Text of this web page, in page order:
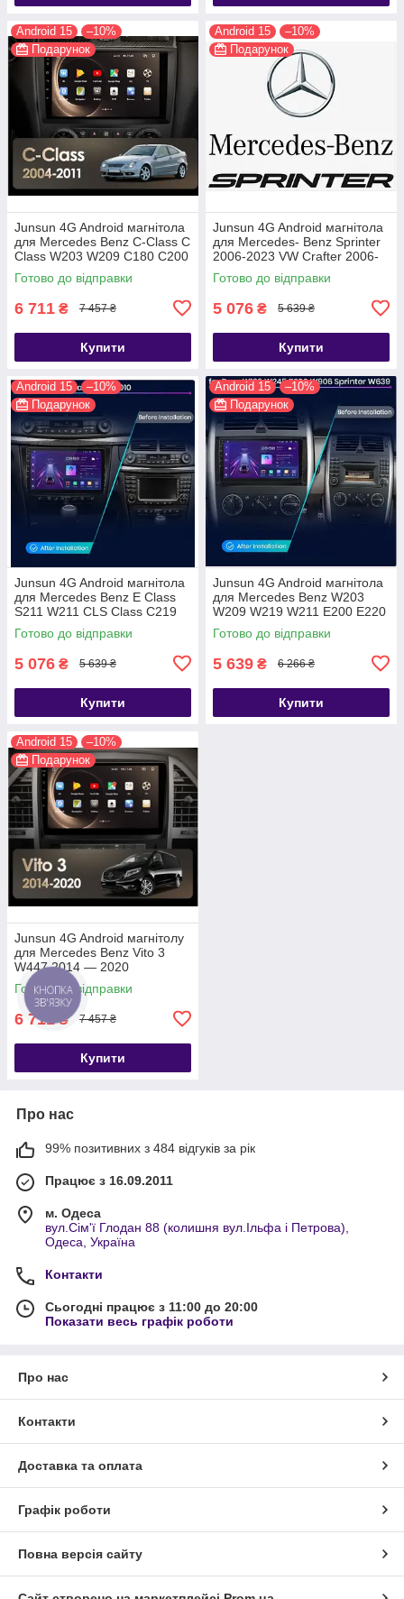
Android 15
–10%
Подарунок
Junsun 4G Android магнітола
для Mercedes Benz C-Class C
Class W203 W209 C180 C200
CL203 C209 A209 2004 - 2011
Готово до відправки
6 711 ₴ 7 457 ₴
Купити
Android 15
–10%
Подарунок
Junsun 4G Android магнітола
для Mercedes- Benz Sprinter
2006-2023 VW Crafter 2006-
2016
Готово до відправки
5 076 ₴ 5 639 ₴
Купити
Android 15
–10%
Подарунок
Junsun 4G Android магнітола
для Mercedes Benz E Class
S211 W211 CLS Class C219
2002 - 2010
Готово до відправки
5 076 ₴ 5 639 ₴
Купити
Android 15
–10%
Подарунок
Junsun 4G Android магнітола
для Mercedes Benz W203
W209 W219 W211 E200 E220
E300 B200 W169 W245 vito
W639
Готово до відправки
5 639 ₴ 6 266 ₴
Купити
Android 15
–10%
Подарунок
Junsun 4G Android магнітолу
для Mercedes Benz Vito 3
W447 2014 — 2020
Готово до відправки
6 711₴ 7 457 ₴
Купити
Про нас
99% позитивних з 484 відгуків за рік
Працює з 16.09.2011
м. Одеса
вул.Сім'ї Глодан 88 (колишня вул.Ільфа і Петрова),
Одеса, Україна
Контакти
Сьогодні працює з 11:00 до 20:00
Показати весь графік роботи
Про нас
Контакти
Доставка та оплата
Графік роботи
Повна версія сайту
КНОПКА
ЗВ'ЯЗКУ